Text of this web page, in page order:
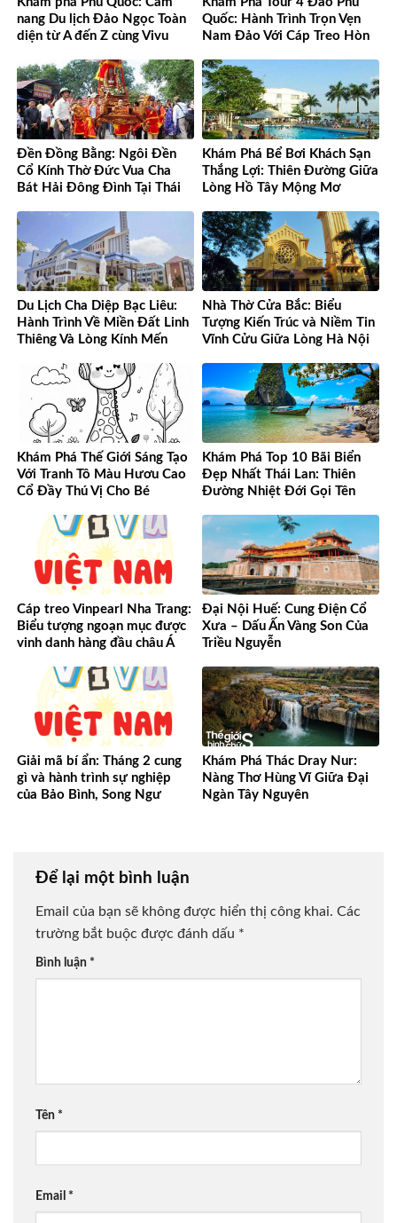
nang Du lịch Đảo Ngọc Toàn
diện từ A đến Z cùng Vivu
Quốc: Hành Trình Trọn Vẹn
Nam Đảo Với Cáp Treo Hòn
Đền Đồng Bằng: Ngôi Đền
Cổ Kính Thờ Đức Vua Cha
Bát Hải Đông Đình Tại Thái
Khám Phá Bể Bơi Khách Sạn
Thắng Lợi: Thiên Đường Giữa
Lòng Hồ Tây Mộng Mơ
Du Lịch Cha Diệp Bạc Liêu:
Hành Trình Về Miền Đất Linh
Thiêng Và Lòng Kính Mến
Nhà Thờ Cửa Bắc: Biểu
Tượng Kiến Trúc và Niềm Tin
Vĩnh Cửu Giữa Lòng Hà Nội
Khám Phá Thế Giới Sáng Tạo
Với Tranh Tô Màu Hươu Cao
Cổ Đầy Thú Vị Cho Bé
Khám Phá Top 10 Bãi Biển
Đẹp Nhất Thái Lan: Thiên
Đường Nhiệt Đới Gọi Tên
Cáp treo Vinpearl Nha Trang:
Biểu tượng ngoạn mục được
vinh danh hàng đầu châu Á
Đại Nội Huế: Cung Điện Cổ
Xưa – Dấu Ấn Vàng Son Của
Triều Nguyễn
Giải mã bí ẩn: Tháng 2 cung
gì và hành trình sự nghiệp
của Bảo Bình, Song Ngư
Khám Phá Thác Dray Nur:
Nàng Thơ Hùng Vĩ Giữa Đại
Ngàn Tây Nguyên
Để lại một bình luận
Email của bạn sẽ không được hiển thị công khai. Các
trường bắt buộc được đánh dấu *
Bình luận *
Tên *
Email *